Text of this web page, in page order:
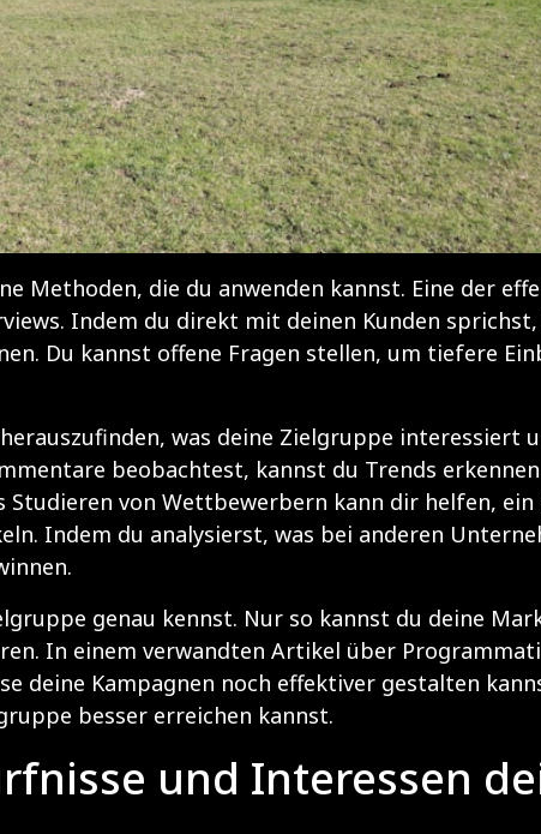
Methoden, die du anwenden kannst. Eine der
Indem du direkt mit deinen Kunden
Du kannst offene Fragen stellen, um tiefere
was deine Zielgruppe interessiert
beobachtest, kannst du Trends
von Wettbewerbern kann dir helfen, ein
Indem du analysierst, was bei anderen
genau kennst. Nur so kannst du deine
In einem verwandten Artikel über
deine Kampagnen noch effektiver gestalten
besser erreichen kannst.
und Interessen